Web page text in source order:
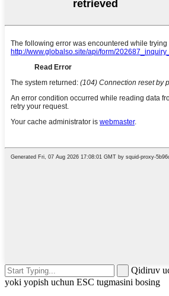
Qidiruv
yoki yopish uchun ESC tugmasini bosing